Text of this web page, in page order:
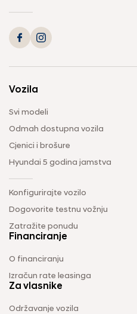
Vozila
Svi modeli
Odmah dostupna vozila
Cjenici i brošure
Hyundai 5 godina jamstva
Konfigurirajte vozilo
Dogovorite testnu vožnju
Zatražite ponudu
Financiranje
O financiranju
Izračun rate leasinga
Za vlasnike
Održavanje vozila